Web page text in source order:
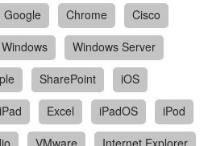
Google Chrome
Cisco
Windows
Windows Server
SharePoint
iOS
iPad Excel iPadOS
iPod
VMware
Internet Explorer